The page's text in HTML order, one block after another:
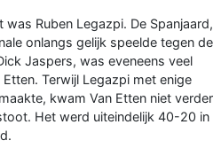
Ruben Legazpi. De Spanjaard,
onlangs gelijk speelde tegen de
Jaspers, was eveneens veel
Terwijl Legazpi met enige
kwam Van Etten niet verder
Het werd uiteindelijk 40-20 in